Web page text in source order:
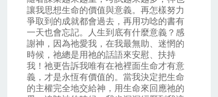
讓我思想生命的價值與意義。再怎樣努力
爭取到的成就都會過去，再用功唸的書有
一天也會忘記。人生到底有什麼意義？感
謝神，因為祂愛我，在我最無助、迷惘的
時候，祂總是用祂的話語來安慰、扶持
我！祂更告訴我唯有在祂裡面生命才有意
義，才是永恆有價值的。當我決定把生命
的主權完全地交給神，用生命來回應祂的